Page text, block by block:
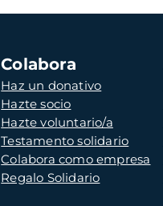
Colabora
Haz un donativo
Hazte socio
Hazte voluntario/a
Testamento solidario
Colabora como empresa
Regalo Solidario